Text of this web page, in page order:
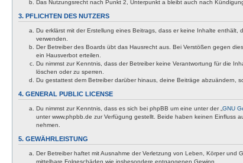
Das Nutzungsrecht nach Punkt 2, Unterpunkt a bleibt auch nach
3. PFLICHTEN DES NUTZERS
Du erklärst mit der Erstellung eines Beitrags, dass er keine Inhalte
verwenden.
Der Betreiber des Boards übt das Hausrecht aus. Bei Verstößen gegen
ein Hausverbot erteilen.
Du nimmst zur Kenntnis, dass der Betreiber keine Verantwortung für die
löschen oder zu sperren.
Du gestattest dem Betreiber darüber hinaus, deine Beiträge abzuändern,
4. GENERAL PUBLIC LICENSE
Du nimmst zur Kenntnis, dass es sich bei phpBB um eine unter der „ GNU
unter www.phpbb.de zur Verfügung gestellt. Beide haben keinen Einfluss
nehmen.
5. GEWÄHRLEISTUNG
Der Betreiber haftet mit Ausnahme der Verletzung von Leben, Körper und
mittelbare Folgeschäden wie insbesondere entgangenen Gewinn.